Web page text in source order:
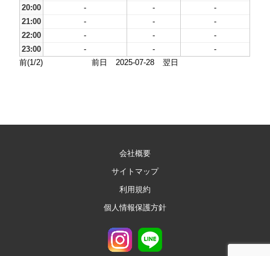
20:00
- -
-
21:00
- -
-
22:00
- -
-
23:00
- -
-
前(1/2)
前日 2025-07-28 翌日
会社概要
サイトマップ
利用規約
個人情報保護方針